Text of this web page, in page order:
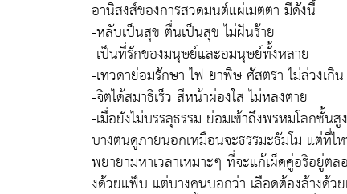
อานิสงส์ของการสวดมนต์แผ่เมตตา มีดังนี้
-หลับเป็นสุข ตื่นเป็นสุข ไม่ฝันร้าย
-เป็นที่รักของมนุษย์และอมนุษย์ทั้งหลาย
-เทวดาย่อมรักษา ไฟ ยาพิษ ศัสตรา ไม่ล่วงเกิน
-จิตได้สมาธิเร็ว สีหน้าผ่องใส ไม่หลงตาย
-เมื่อยังไม่บรรลุธรรม ย่อมเข้าถึงพรหมโลกชั้นสูง
บางตนดูภายนอกเหมือนจะธรรมะธัมโม แต่ที่ไ
พยายามหาเวลาเหมาะๆ ที่จะแก้เผ็ดคู่อริอยู่ต
งด้วยแฟ็บ แต่บางคนบอกว่า เลือดต้องล้างด้ว